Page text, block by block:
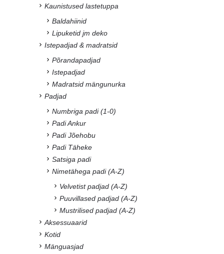
Kaunistused lastetuppa
Baldahiinid
Lipuketid jm deko
Istepadjad & madratsid
Põrandapadjad
Istepadjad
Madratsid mängunurka
Padjad
Numbriga padi (1-0)
Padi Ankur
Padi Jõehobu
Padi Täheke
Satsiga padi
Nimetähega padi (A-Z)
Velvetist padjad (A-Z)
Puuvillased padjad (A-Z)
Mustrilised padjad (A-Z)
Aksessuaarid
Kotid
Mänguasjad